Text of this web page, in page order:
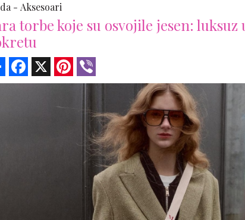
- Aksesoari
torbe koje su osvojile jesen: luksuz
Share Facebook Pinterest